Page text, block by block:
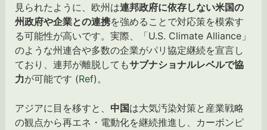
見られたように、欧州は連邦政府に依存しない米国の
州政府や企業との連携を強めることで対応策を模索す
る可能性が高いです。実際、「U.S. Climate Alliance」
のような州連合や多数の企業がパリ協定継続を宣言し
ており、連邦が離脱してもサブナショナルレベルで協
力が可能です (Ref)。
アジアに目を移すと、 中国は大気汚染対策と産業戦略
の観点から再エネ・電動化を継続推進し、カーボンピ